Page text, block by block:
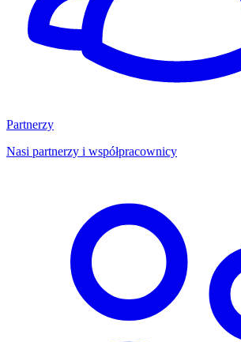
Partnerzy
Nasi partnerzy i współpracownicy